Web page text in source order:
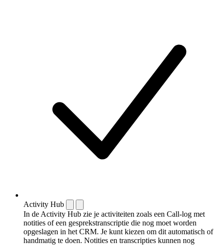
Activity Hub
In de Activity Hub zie je activiteiten zoals een Call-log met
notities of een gespreks­transcriptie die nog moet worden
opgeslagen in het CRM. Je kunt kiezen om dit automatisch of
handmatig te doen. Notities en transcripties kunnen nog